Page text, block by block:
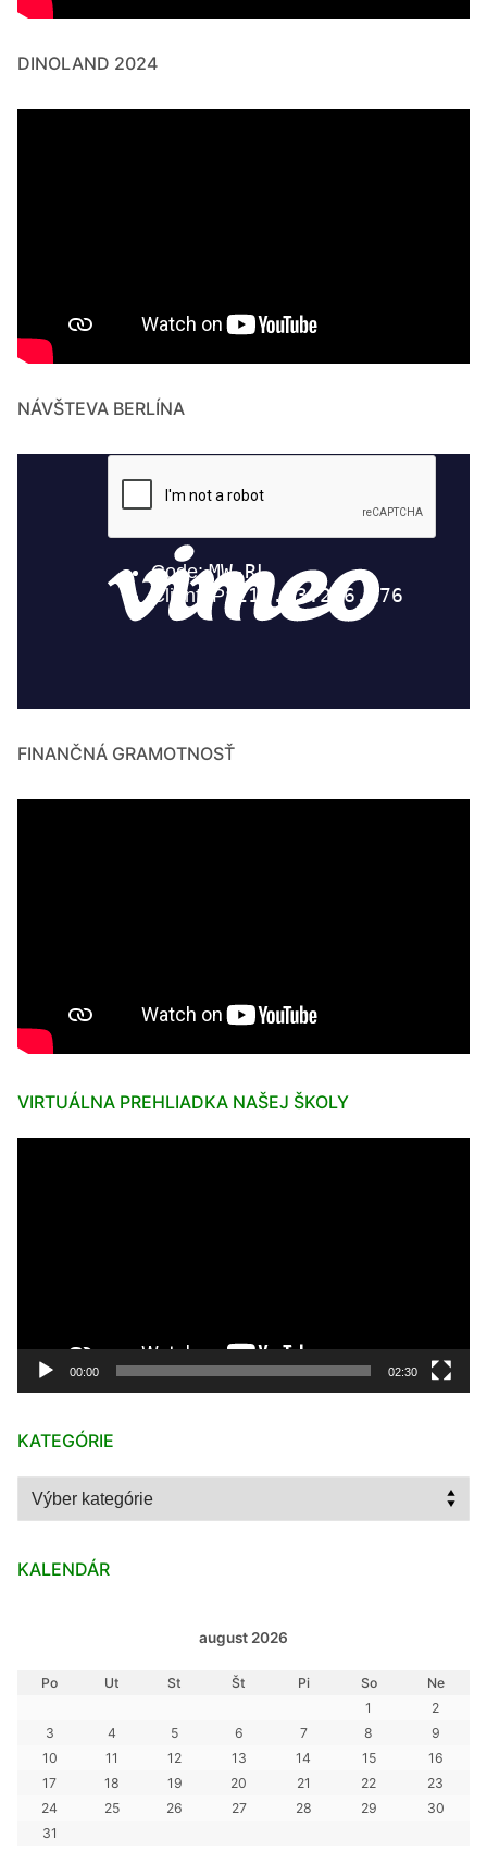
DINOLAND 2024
NÁVŠTEVA BERLÍNA
FINANČNÁ GRAMOTNOSŤ
VIRTUÁLNA PREHLIADKA NAŠEJ ŠKOLY
00:00 02:30
KATEGÓRIE
Kategórie
KALENDÁR
august 2026
Po Ut St Št Pi So
Ne
1
2
3
4 5 6 7 8
9
10
11 12 13 14 15
16
17
18 19 20 21 22
23
24
25 26 27 28 29
30
31